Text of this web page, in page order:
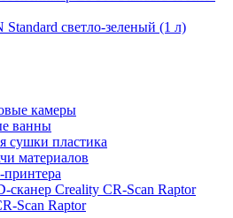
светло-зеленый (1 л)
камеры
ванны
сушки пластика
материалов
Scan Raptor